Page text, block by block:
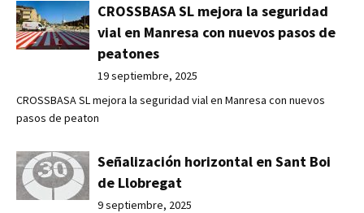
CROSSBASA SL mejora la seguridad
vial en Manresa con nuevos pasos de
peatones
19 septiembre, 2025
CROSSBASA SL mejora la seguridad vial en Manresa con nuevos
pasos de peaton
Señalización horizontal en Sant Boi
de Llobregat
9 septiembre, 2025